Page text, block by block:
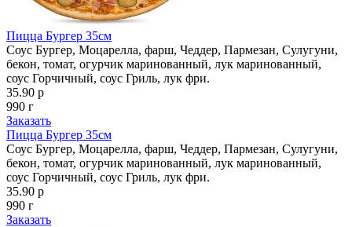
Пицца Бургер 35см
Соус Бургер, Моцарелла, фарш, Чеддер, Пармезан, Сулугуни,
бекон, томат, огурчик маринованный, лук маринованный,
соус Горчичный, соус Гриль, лук фри.
35.90 р
990 г
Заказать
Пицца Бургер 35см
Соус Бургер, Моцарелла, фарш, Чеддер, Пармезан, Сулугуни,
бекон, томат, огурчик маринованный, лук маринованный,
соус Горчичный, соус Гриль, лук фри.
35.90 р
990 г
Заказать